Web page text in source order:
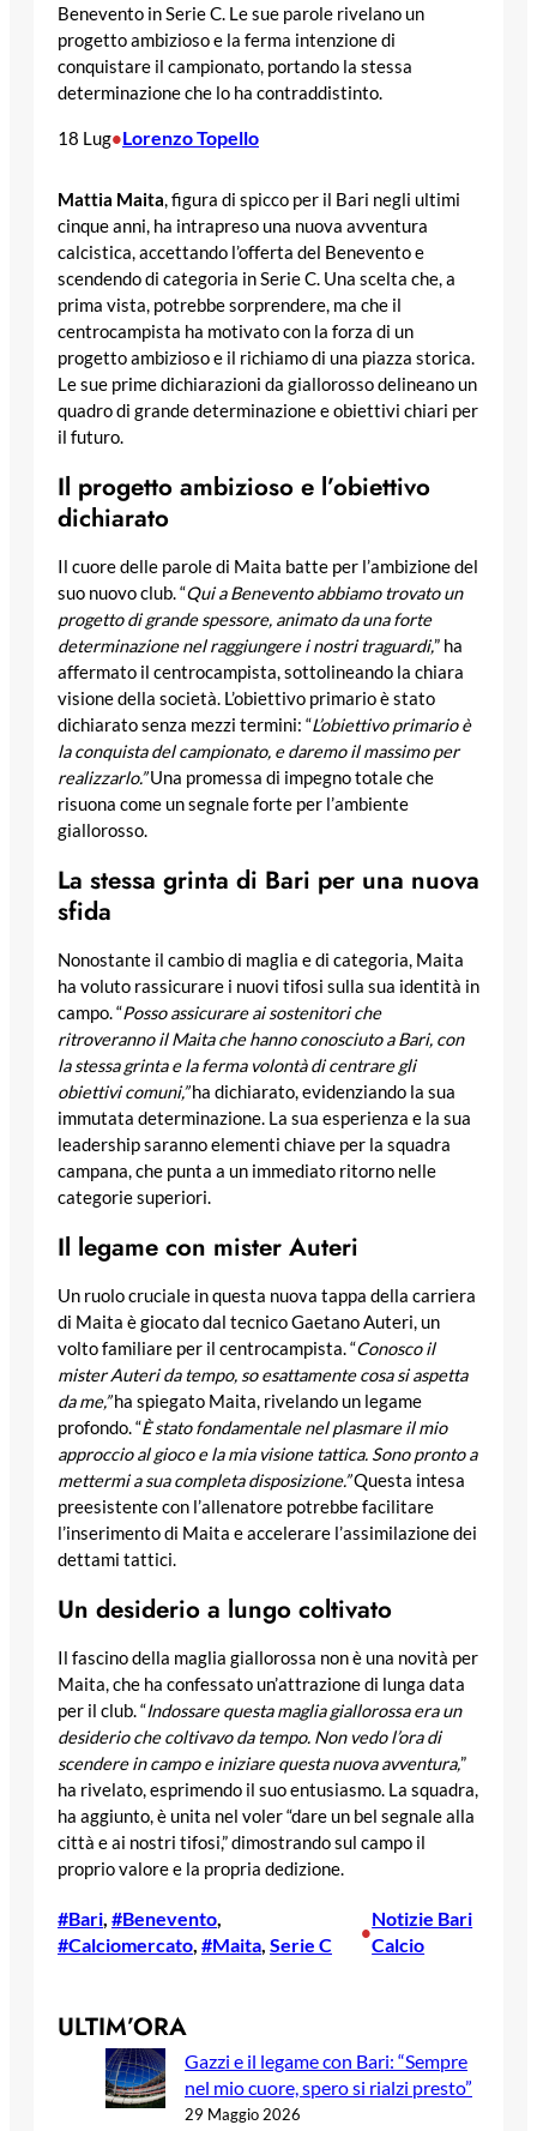
Benevento in Serie C. Le sue parole rivelano un
progetto ambizioso e la ferma intenzione di
conquistare il campionato, portando la stessa
determinazione che lo ha contraddistinto.
18 Lug•Lorenzo Topello
Mattia Maita, figura di spicco per il Bari negli ultimi
cinque anni, ha intrapreso una nuova avventura
calcistica, accettando l’offerta del Benevento e
scendendo di categoria in Serie C. Una scelta che, a
prima vista, potrebbe sorprendere, ma che il
centrocampista ha motivato con la forza di un
progetto ambizioso e il richiamo di una piazza storica.
Le sue prime dichiarazioni da giallorosso delineano un
quadro di grande determinazione e obiettivi chiari per
il futuro.
Il progetto ambizioso e l’obiettivo
dichiarato
Il cuore delle parole di Maita batte per l’ambizione del
suo nuovo club. “Qui a Benevento abbiamo trovato un
progetto di grande spessore, animato da una forte
determinazione nel raggiungere i nostri traguardi,” ha
affermato il centrocampista, sottolineando la chiara
visione della società. L’obiettivo primario è stato
dichiarato senza mezzi termini: “L’obiettivo primario è
la conquista del campionato, e daremo il massimo per
realizzarlo.”Una promessa di impegno totale che
risuona come un segnale forte per l’ambiente
giallorosso.
La stessa grinta di Bari per una nuova
sfida
Nonostante il cambio di maglia e di categoria, Maita
ha voluto rassicurare i nuovi tifosi sulla sua identità in
campo. “Posso assicurare ai sostenitori che
ritroveranno il Maita che hanno conosciuto a Bari, con
la stessa grinta e la ferma volontà di centrare gli
obiettivi comuni,”ha dichiarato, evidenziando la sua
immutata determinazione. La sua esperienza e la sua
leadership saranno elementi chiave per la squadra
campana, che punta a un immediato ritorno nelle
categorie superiori.
Il legame con mister Auteri
Un ruolo cruciale in questa nuova tappa della carriera
di Maita è giocato dal tecnico Gaetano Auteri, un
volto familiare per il centrocampista. “Conosco il
mister Auteri da tempo, so esattamente cosa si aspetta
da me,”ha spiegato Maita, rivelando un legame
profondo. “È stato fondamentale nel plasmare il mio
approccio al gioco e la mia visione tattica. Sono pronto a
mettermi a sua completa disposizione.”Questa intesa
preesistente con l’allenatore potrebbe facilitare
l’inserimento di Maita e accelerare l’assimilazione dei
dettami tattici.
Un desiderio a lungo coltivato
Il fascino della maglia giallorossa non è una novità per
Maita, che ha confessato un’attrazione di lunga data
per il club. “Indossare questa maglia giallorossa era un
desiderio che coltivavo da tempo. Non vedo l’ora di
scendere in campo e iniziare questa nuova avventura,”
ha rivelato, esprimendo il suo entusiasmo. La squadra,
ha aggiunto, è unita nel voler “dare un bel segnale alla
città e ai nostri tifosi,” dimostrando sul campo il
proprio valore e la propria dedizione.
#Bari #Benevento
#Calciomercato #Maita Serie C
•
Notizie Bari
Calcio
ULTIM’ORA
Gazzi e il legame con Bari: “Sempre
nel mio cuore, spero si rialzi presto”
29 Maggio 2026